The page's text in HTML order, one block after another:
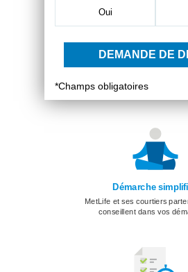
Oui
DEMANDE DE
*Champs obligatoires
Démarche
MetLife et ses courtiers
conseillent dans vos